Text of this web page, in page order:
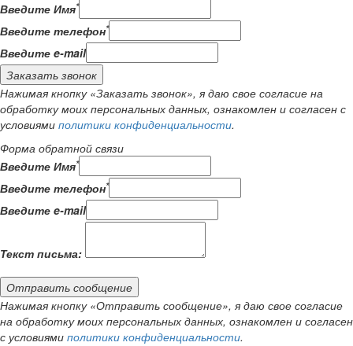
Введите Имя*
Введите телефон*
Введите e-mail
Заказать звонок
Нажимая кнопку «Заказать звонок», я даю свое согласие на
обработку моих персональных данных, ознакомлен и согласен с
условиями политики конфиденциальности.
Форма обратной связи
Введите Имя*
Введите телефон*
Введите e-mail
Текст письма:
Отправить сообщение
Нажимая кнопку «Отправить сообщение», я даю свое согласие
на обработку моих персональных данных, ознакомлен и согласен
с условиями политики конфиденциальности.